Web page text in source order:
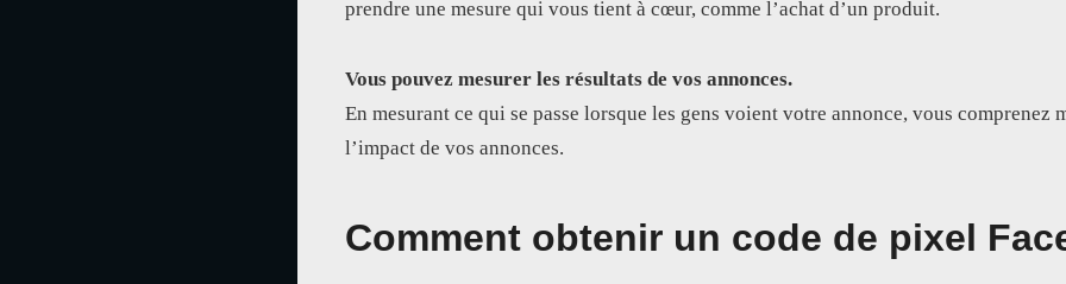
prendre une mesure qui vous tient à cœur, comme l’achat d’un produit.
Vous pouvez mesurer les résultats de vos annonces.
En mesurant ce qui se passe lorsque les gens voient votre annonce, vous comprenez
l’impact de vos annonces.
Comment obtenir un code de pixel